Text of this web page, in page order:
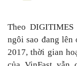
Theo
ngôi sao đang
2017, thời gian